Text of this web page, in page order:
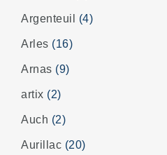
Argenteuil (4)
Arles (16)
Arnas (9)
artix (2)
Auch (2)
Aurillac (20)